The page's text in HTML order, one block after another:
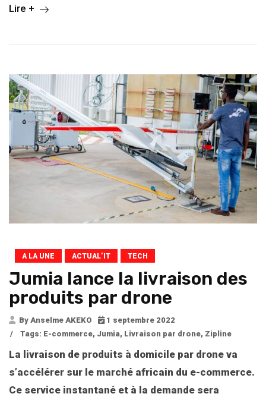
Lire +
A LA UNE ACTUAL’IT TECH
Jumia lance la livraison des
produits par drone
By Anselme AKEKO
1 septembre 2022
/
Tags: E-commerce, Jumia, Livraison par drone, Zipline
La livraison de produits à domicile par drone va
s’accélérer sur le marché africain du e-commerce.
Ce service instantané et à la demande sera